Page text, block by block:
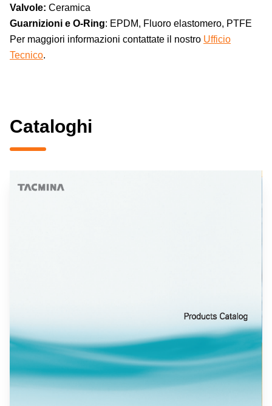
Valvole: Ceramica
Guarnizioni e O-Ring: EPDM, Fluoro elastomero, PTFE
Per maggiori informazioni contattate il nostro Ufficio
Tecnico.
Cataloghi